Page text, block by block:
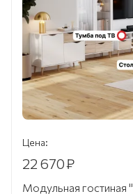
Цена:
22 670₽
Модульная гостиная